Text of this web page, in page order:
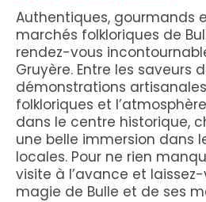
Authentiques, gourmands
marchés folkloriques de
rendez-vous
Gruyère. Entre les saveurs
démonstrations
folkloriques et
dans le centre historique,
une belle immersion dans
locales. Pour ne rien
visite à l’avance et
magie de Bulle et de ses